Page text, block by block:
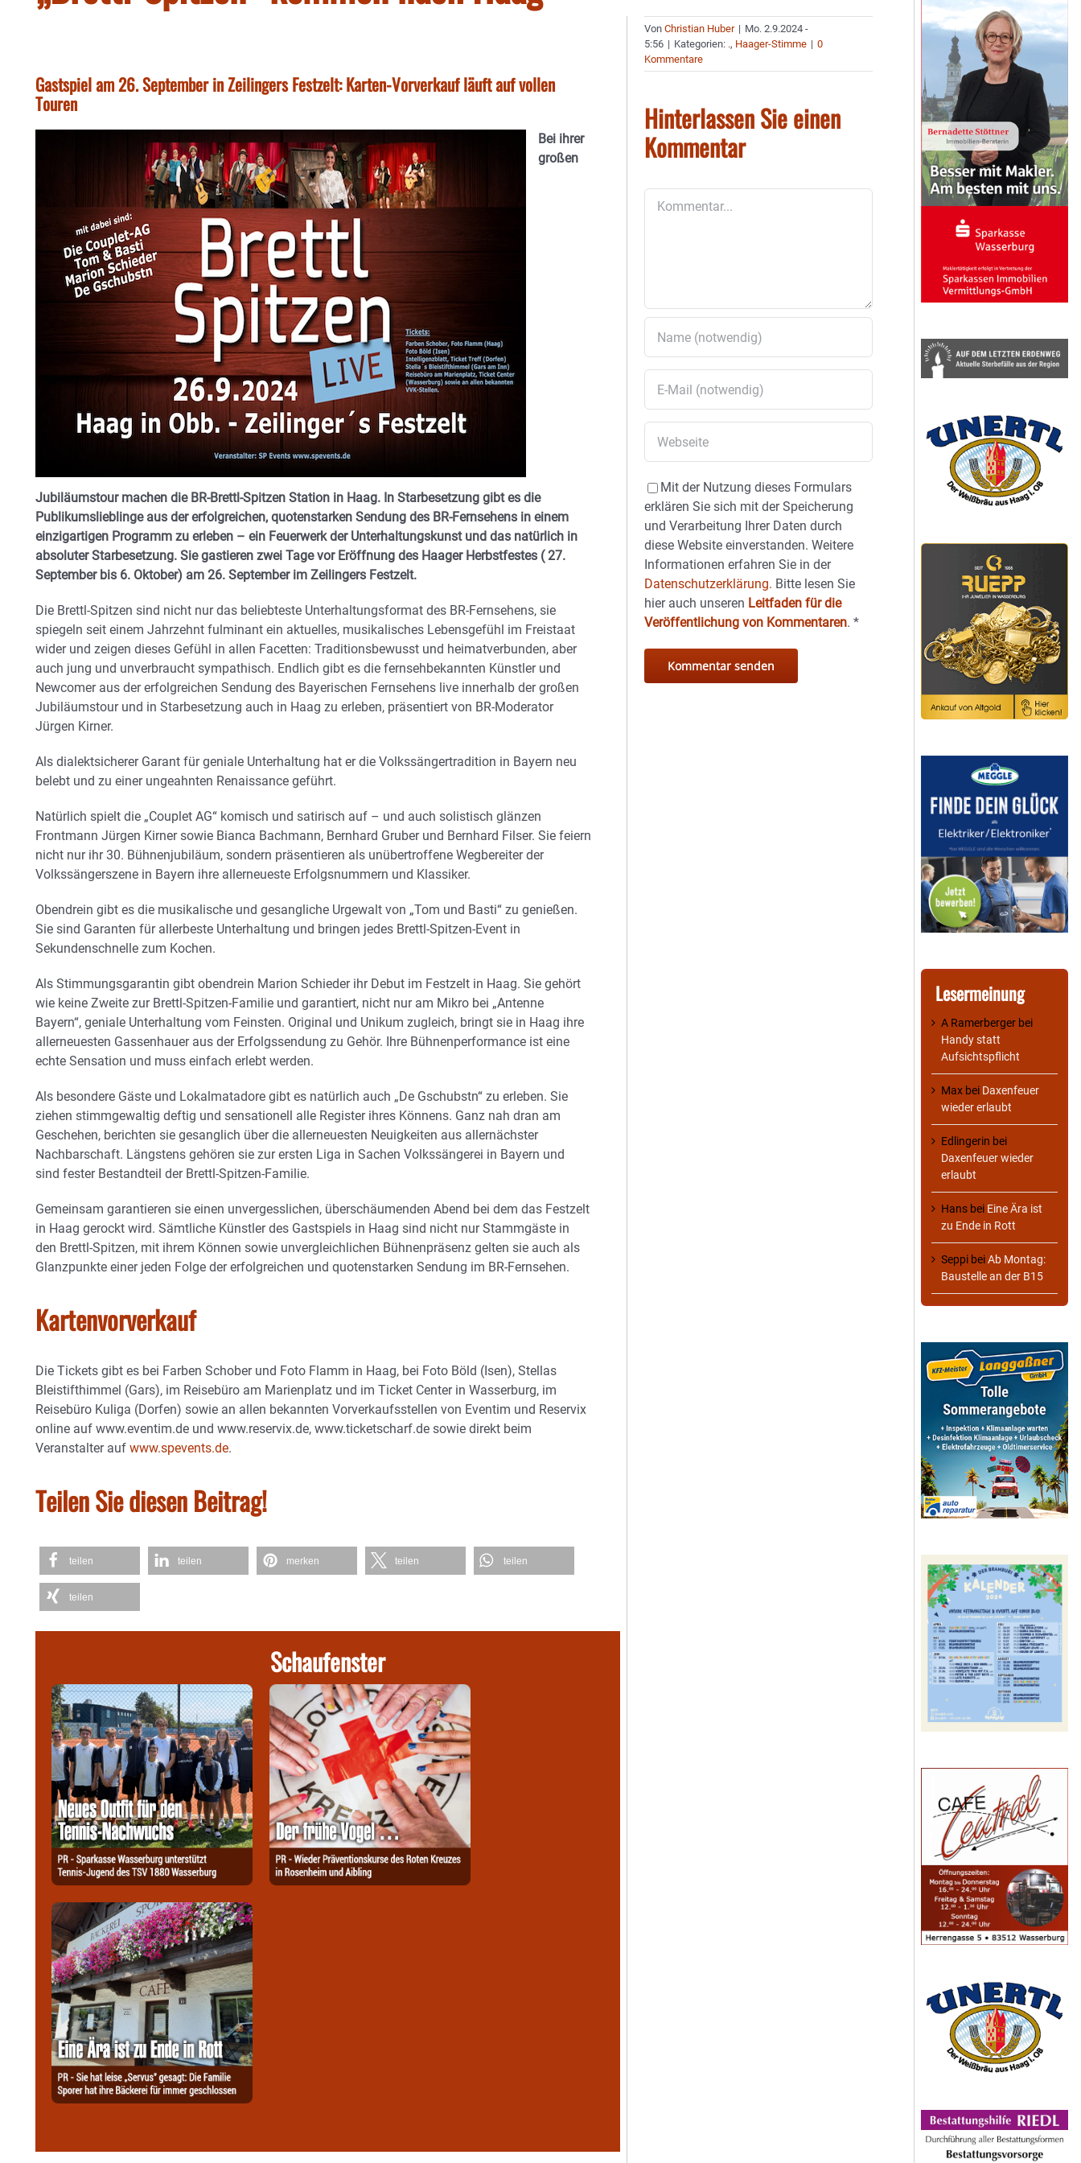
Gastspiel am 26. September in Zeilingers Festzelt: Karten-Vorverkauf läuft auf vollen
Touren
Bei ihrer
großen
Jubiläumstour machen die BR-Brettl-Spitzen Station in Haag. In Starbesetzung gibt es die
Publikumslieblinge aus der erfolgreichen, quotenstarken Sendung des BR-Fernsehens in einem
einzigartigen Programm zu erleben – ein Feuerwerk der Unterhaltungskunst und das natürlich in
absoluter Starbesetzung. Sie gastieren zwei Tage vor Eröffnung des Haager Herbstfestes ( 27.
September bis 6. Oktober) am 26. September im Zeilingers Festzelt.
Die Brettl-Spitzen sind nicht nur das beliebteste Unterhaltungsformat des BR-Fernsehens, sie
spiegeln seit einem Jahrzehnt fulminant ein aktuelles, musikalisches Lebensgefühl im Freistaat
wider und zeigen dieses Gefühl in allen Facetten: Traditionsbewusst und heimatverbunden, aber
auch jung und unverbraucht sympathisch. Endlich gibt es die fernsehbekannten Künstler und
Newcomer aus der erfolgreichen Sendung des Bayerischen Fernsehens live innerhalb der großen
Jubiläumstour und in Starbesetzung auch in Haag zu erleben, präsentiert von BR-Moderator
Jürgen Kirner.
Als dialektsicherer Garant für geniale Unterhaltung hat er die Volkssängertradition in Bayern neu
belebt und zu einer ungeahnten Renaissance geführt.
Natürlich spielt die „Couplet AG“ komisch und satirisch auf – und auch solistisch glänzen
Frontmann Jürgen Kirner sowie Bianca Bachmann, Bernhard Gruber und Bernhard Filser. Sie feiern
nicht nur ihr 30. Bühnenjubiläum, sondern präsentieren als unübertroffene Wegbereiter der
Volkssängerszene in Bayern ihre allerneueste Erfolgsnummern und Klassiker.
Obendrein gibt es die musikalische und gesangliche Urgewalt von „Tom und Basti“ zu genießen.
Sie sind Garanten für allerbeste Unterhaltung und bringen jedes Brettl-Spitzen-Event in
Sekundenschnelle zum Kochen.
Als Stimmungsgarantin gibt obendrein Marion Schieder ihr Debut im Festzelt in Haag. Sie gehört
wie keine Zweite zur Brettl-Spitzen-Familie und garantiert, nicht nur am Mikro bei „Antenne
Bayern“, geniale Unterhaltung vom Feinsten. Original und Unikum zugleich, bringt sie in Haag ihre
allerneuesten Gassenhauer aus der Erfolgssendung zu Gehör. Ihre Bühnenperformance ist eine
echte Sensation und muss einfach erlebt werden.
Als besondere Gäste und Lokalmatadore gibt es natürlich auch „De Gschubstn“ zu erleben. Sie
ziehen stimmgewaltig deftig und sensationell alle Register ihres Könnens. Ganz nah dran am
Geschehen, berichten sie gesanglich über die allerneuesten Neuigkeiten aus allernächster
Nachbarschaft. Längstens gehören sie zur ersten Liga in Sachen Volkssängerei in Bayern und
sind fester Bestandteil der Brettl-Spitzen-Familie.
Gemeinsam garantieren sie einen unvergesslichen, überschäumenden Abend bei dem das Festzelt
in Haag gerockt wird. Sämtliche Künstler des Gastspiels in Haag sind nicht nur Stammgäste in
den Brettl-Spitzen, mit ihrem Können sowie unvergleichlichen Bühnenpräsenz gelten sie auch als
Glanzpunkte einer jeden Folge der erfolgreichen und quotenstarken Sendung im BR-Fernsehen.
Kartenvorverkauf
Die Tickets gibt es bei Farben Schober und Foto Flamm in Haag, bei Foto Böld (Isen), Stellas
Bleistifthimmel (Gars), im Reisebüro am Marienplatz und im Ticket Center in Wasserburg, im
Reisebüro Kuliga (Dorfen) sowie an allen bekannten Vorverkaufsstellen von Eventim und Reservix
online auf www.eventim.de und www.reservix.de, www.ticketscharf.de sowie direkt beim
Veranstalter auf www.spevents.de.
Teilen Sie diesen Beitrag!
teilen teilen merken teilen teilen
teilen
Schaufenster
VonChristian Huber | Mo. 2.9.2024 -
5:56 | Kategorien: ., Haager-Stimme | 0
Kommentare
Hinterlassen Sie einen
Kommentar
Mit der Nutzung dieses Formulars
erklären Sie sich mit der Speicherung
und Verarbeitung Ihrer Daten durch
diese Website einverstanden. Weitere
Informationen erfahren Sie in der
Datenschutzerklärung. Bitte lesen Sie
hier auch unseren Leitfaden für die
Veröffentlichung von Kommentaren.*
Lesermeinung
A Ramerberger bei
Handy statt
Aufsichtspflicht
Max bei Daxenfeuer
wieder erlaubt
Edlingerin bei
Daxenfeuer wieder
erlaubt
Hans bei Eine Ära ist
zu Ende in Rott
Seppi beiAb Montag:
Baustelle an der B15